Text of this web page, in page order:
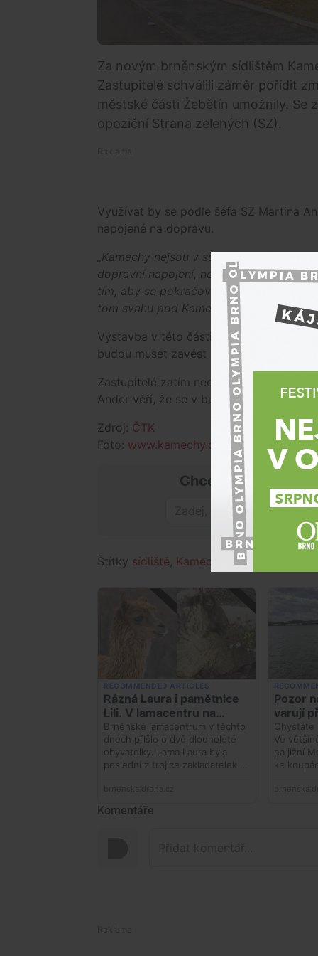
Za novým brněnským sídlištěm
Zastupitelé schválili záměr pořídit
městské části Žebětín umožnily. Se
opoziční Strana zelených (SZ).
Využívat by se podle šéfa SZ Martina
napojené na dopravu.
„Kamechy nejsou v současné době
dopravní napojení, nejsou tam
tím, aby se pokračovalo s výstavbou,
tom svahu pod Kamechami,"
uvedl
Výstavba v této části města si podle
budou muset zavést inženýrské sítě.
Zastupitelé zatím neodsouhlasili změnu
Ander věří, že se v budoucnu při
Zdroj: ČTK
Foto: www.kamechy.cz
Chceš mít přehled
Štítky sídliště Kamechy Brno
Komentáře